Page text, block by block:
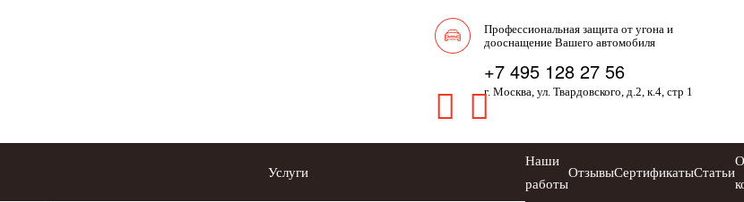
Профессиональная защита от угона и
дооснащение Вашего автомобиля
+7 495 128 27 56
г. Москва, ул. Твардовского, д.2, к.4, стр 1
Услуги
Наши
работы
ОтзывыСертификатыСтатьи
О